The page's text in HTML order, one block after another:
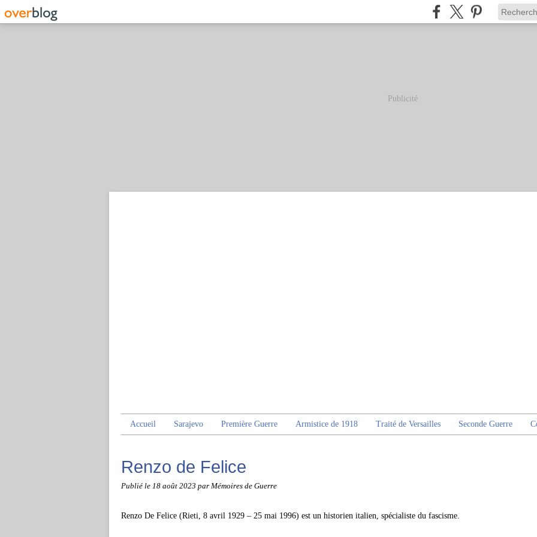
Publicité
Accueil Sarajevo Première Guerre Armistice de 1918 Traité de Versailles Seconde Guerre
Renzo de Felice
Publié le 18 août 2023 par Mémoires de Guerre
Renzo De Felice (Rieti, 8 avril 1929 – 25 mai 1996) est un historien italien, spécialiste du fascisme.